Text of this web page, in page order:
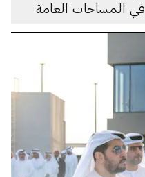
في المساحات العامة